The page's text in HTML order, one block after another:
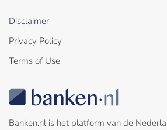
Disclaimer
Privacy Policy
Terms of Use
Banken.nl is het platform van de